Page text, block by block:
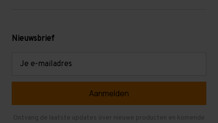
Levering en afhalen
Mezzanine
Verdiepingsvloeren
Gebruikte entresolvloeren
Nieuwsbrief
Ontvang de laatste updates over nieuwe producten en komende